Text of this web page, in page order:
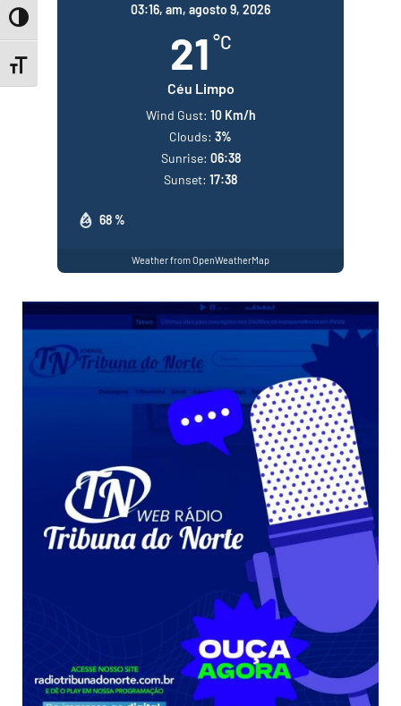
Toggle High Contrast
Toggle Font size
03:16, am, agosto 9, 2026
21 °C
Céu Limpo
68 %
Wind Gust: 10 Km/h
Clouds: 3%
Sunrise: 06:38
Sunset: 17:38
Weather from OpenWeatherMap